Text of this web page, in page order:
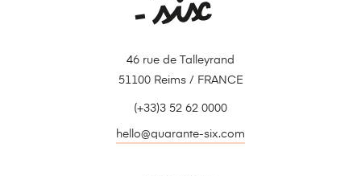
46 rue de Talleyrand
51100 Reims / FRANCE
(+33)3 52 62 0000
hello@quarante-six.com